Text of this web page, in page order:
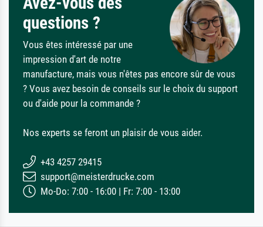
questions ?
Vous êtes intéressé par une
impression d'art de notre
manufacture, mais vous n'êtes pas encore sûr de vous
? Vous avez besoin de conseils sur le choix du support
ou d'aide pour la commande ?
Nos experts se feront un plaisir de vous aider.
+43 4257 29415
support@meisterdrucke.com
Mo-Do: 7:00 - 16:00 | Fr: 7:00 - 13:00